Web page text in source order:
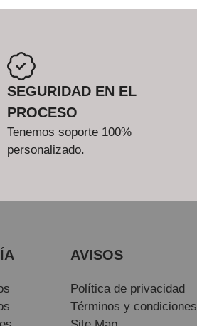
SEGURIDAD EN EL
PROCESO
Tenemos soporte 100%
personalizado.
AVISOS
Política de privacidad
Términos y condiciones